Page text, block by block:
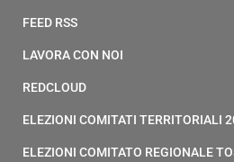
FEED RSS
LAVORA CON NOI
REDCLOUD
ELEZIONI COMITATI TERRITORIALI
ELEZIONI COMITATO REGIONALE